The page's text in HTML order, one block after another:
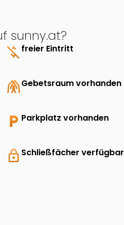
sunny.at?
money_off freier Eintritt
folded_handsGebetsraum vorhanden
local_parking Parkplatz vorhanden
lock Schließfächer verfügbar